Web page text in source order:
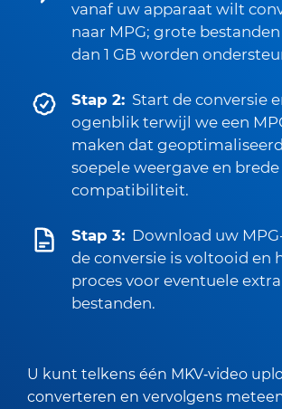
vanaf uw apparaat wilt
naar MPG; grote
dan 1 GB worden
Stap 2: Start de conversie
ogenblik terwijl we een
maken dat
soepele weergave en brede
compatibiliteit.
Stap 3: Download uw
de conversie is voltooid en
proces voor eventuele
bestanden.
U kunt telkens één MKV‑video
converteren en vervolgens